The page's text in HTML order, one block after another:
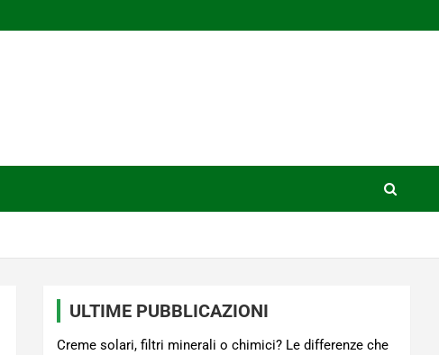
ULTIME PUBBLICAZIONI
Creme solari, filtri minerali o chimici? Le differenze che